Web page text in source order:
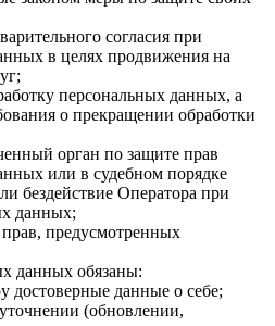
согласия при
в целях продвижения на
персональных данных, а
о прекращении обработки
орган по защите прав
или в судебном порядке
бездействие Оператора при
данных;
предусмотренных
данных обязаны:
достоверные данные о себе;
(обновлении,